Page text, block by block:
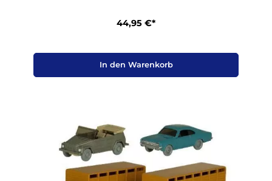
44,95 €*
In den Warenkorb